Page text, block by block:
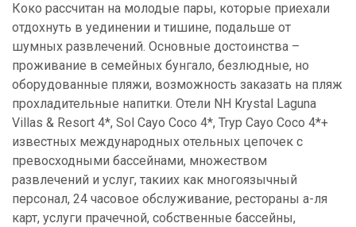
Коко рассчитан на молодые пары, которые приехали
отдохнуть в уединении и тишине, подальше от
шумных развлечений. Основные достоинства –
проживание в семейных бунгало, безлюдные, но
оборудованные пляжи, возможность заказать на пляж
прохладительные напитки. Отели NH Krystal Laguna
Villas & Resort 4*, Sol Cayo Coco 4*, Tryp Cayo Coco 4*+
известных международных отельных цепочек с
превосходными бассейнами, множеством
развлечений и услуг, такиих как многоязычный
персонал, 24 часовое обслуживание, рестораны а-ля
карт, услуги прачечной, собственные бассейны,